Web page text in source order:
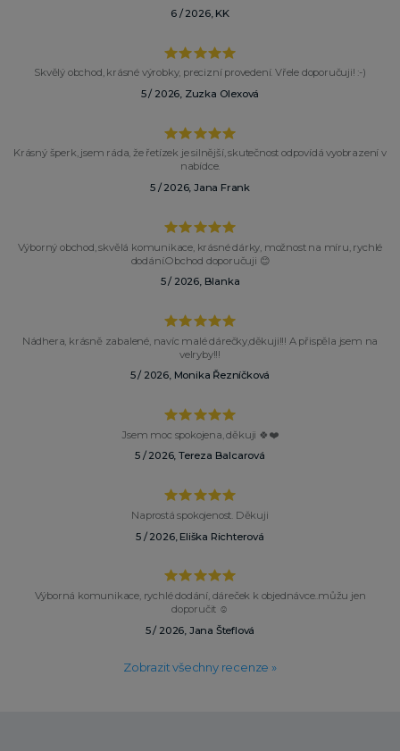
6 / 2026, KK
Skvělý obchod, krásné výrobky, precizní provedení. Vřele doporučuji! :-)
5 / 2026, Zuzka Olexová
Krásný šperk, jsem ráda, že řetízek je silnější, skutečnost odpovídá vyobrazení v
nabídce.
5 / 2026, Jana Frank
Výborný obchod, skvělá komunikace, krásné dárky, možnost na míru, rychlé
dodání.Obchod doporučuji 😊
5 / 2026, Blanka
Nádhera, krásně zabalené, navíc malé dárečky,děkuji!!! A přispěla jsem na
velryby!!!
5 / 2026, Monika Řezníčková
Jsem moc spokojena, děkuji 🍀❤️
5 / 2026, Tereza Balcarová
Naprostá spokojenost. Děkuji
5 / 2026, Eliška Richterová
Výborná komunikace, rychlé dodání, dáreček k objednávce..můžu jen
doporučit ☺️
5 / 2026, Jana Šteflová
Zobrazit všechny recenze »